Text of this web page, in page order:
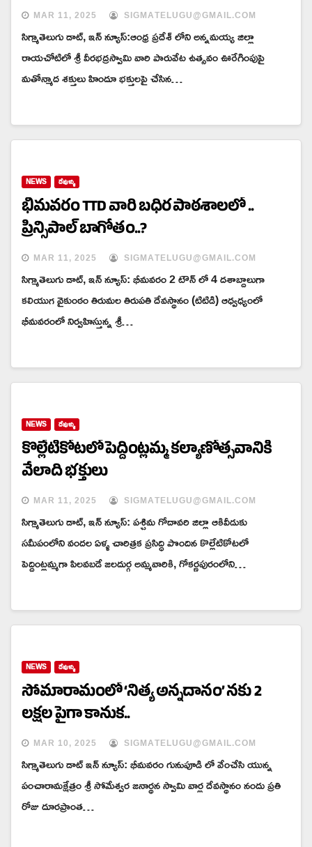
MAR 11, 2025 SIGMATELUGU@GMAIL.COM
సిగ్మాతెలుగు డాట్, ఇన్ న్యూస్:ఆంధ్ర ప్రదేశ్ లోని అన్నమయ్య జిల్లా
రాయచోటిలో శ్రీ వీరభద్రస్వామి వారి పారువేట ఉత్సవం ఊరేగింపుపై
మతోన్మాద శక్తులు హిందూ భక్తులపై చేసిన…
NEWS దేవుళ్ళు
భీమవరం TTD వారి బధిర పాఠశాలలో ..
ప్రిన్సిపాల్ బాగోతం..?
MAR 11, 2025 SIGMATELUGU@GMAIL.COM
సిగ్మాతెలుగు డాట్, ఇన్ న్యూస్: భీమవరం 2 టౌన్ లో 4 దశాబ్దాలుగా
కలియుగ వైకుంఠం తిరుమల తిరుపతి దేవస్థానం (టిటిడి) ఆధ్వధ్యంలో
భీమవరంలో నిర్వహిస్తున్న శ్రీ…
NEWS దేవుళ్ళు
కొల్లేటికోటలో పెద్దింట్లమ్మ కల్యాణోత్సవానికి
వేలాది భక్తులు
MAR 11, 2025 SIGMATELUGU@GMAIL.COM
సిగ్మాతెలుగు డాట్, ఇన్ న్యూస్: పశ్చిమ గోదావరి జిల్లా ఆకివీడుకు
సమీపంలోని వందల ఏళ్ళ చారిత్రక ప్రసిద్ధి పొందిన కొల్లేటికోటలో
పెద్దింట్లమ్మగా పిలవబడే జలదుర్గ అమ్మవారికి, గోకర్ణపురంలోని…
NEWS దేవుళ్ళు
సోమారామంలో ‘నిత్య అన్నదానం’ నకు 2
లక్షల పైగా కానుక..
MAR 10, 2025 SIGMATELUGU@GMAIL.COM
సిగ్మాతెలుగు డాట్ ఇన్ న్యూస్: భీమవరం గునుపూడి లో వేంచేసి యున్న
పంచారామక్షేత్రం శ్రీ సోమేశ్వర జనార్థన స్వామి వార్ల దేవస్థానం నందు ప్రతి
రోజు దూరప్రాంత…